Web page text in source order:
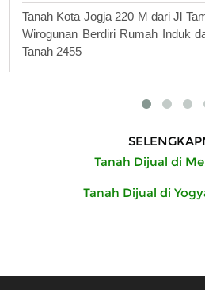
Tanah Kota Jogja 220 M dari Jl
Wirogunan Berdiri Rumah Induk
Tanah 2455
Tanah Dijual di
Tanah Dijual di